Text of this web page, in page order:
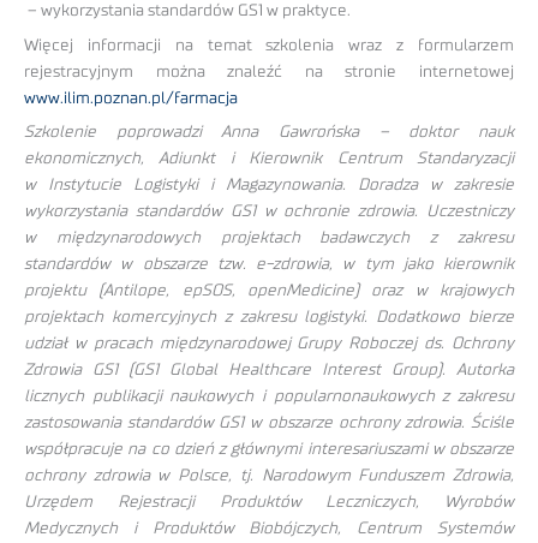
– wykorzystania standardów GS1 w praktyce.
Więcej informacji na temat szkolenia wraz z formularzem
rejestracyjnym można znaleźć na stronie internetowej
www.ilim.poznan.pl/farmacja
Szkolenie poprowadzi Anna Gawrońska – doktor nauk
ekonomicznych, Adiunkt i Kierownik Centrum Standaryzacji
w Instytucie Logistyki i Magazynowania. Doradza w zakresie
wykorzystania standardów GS1 w ochronie zdrowia. Uczestniczy
w międzynarodowych projektach badawczych z zakresu
standardów w obszarze tzw. e-zdrowia, w tym jako kierownik
projektu (Antilope, epSOS, openMedicine) oraz w krajowych
projektach komercyjnych z zakresu logistyki. Dodatkowo bierze
udział w pracach międzynarodowej Grupy Roboczej ds. Ochrony
Zdrowia GS1 (GS1 Global Healthcare Interest Group). Autorka
licznych publikacji naukowych i popularnonaukowych z zakresu
zastosowania standardów GS1 w obszarze ochrony zdrowia. Ściśle
współpracuje na co dzień z głównymi interesariuszami w obszarze
ochrony zdrowia w Polsce, tj. Narodowym Funduszem Zdrowia,
Urzędem Rejestracji Produktów Leczniczych, Wyrobów
Medycznych i Produktów Biobójczych, Centrum Systemów